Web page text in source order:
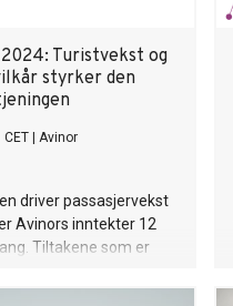
Turistvekst og
styrker den
Avinor
driver passasjervekst
Avinors inntekter 12
Tiltakene som er